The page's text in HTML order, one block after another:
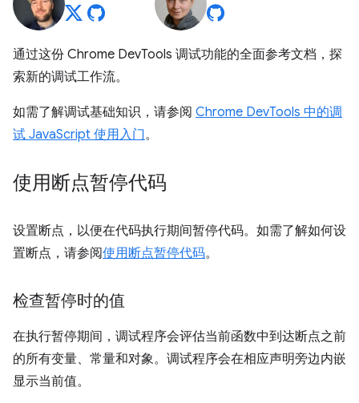
通过这份 Chrome DevTools 调试功能的全面参考文档，探
索新的调试工作流。
如需了解调试基础知识，请参阅 Chrome DevTools 中的调
试 JavaScript 使用入门。
使用断点暂停代码
设置断点，以便在代码执行期间暂停代码。如需了解如何设
置断点，请参阅使用断点暂停代码。
检查暂停时的值
在执行暂停期间，调试程序会评估当前函数中到达断点之前
的所有变量、常量和对象。调试程序会在相应声明旁边内嵌
显示当前值。